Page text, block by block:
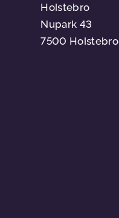
Holstebro
Nupark 43
7500 Holstebro